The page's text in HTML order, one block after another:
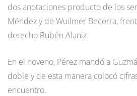
dos anotaciones producto de los
Méndez y de Wuilmer Becerra,
derecho Rubén Alaniz.
En el noveno, Pérez mandó a
doble y de esta manera colocó
encuentro.